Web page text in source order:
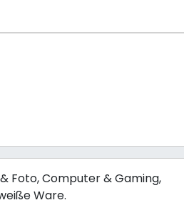
Foto, Computer & Gaming,
Ware.